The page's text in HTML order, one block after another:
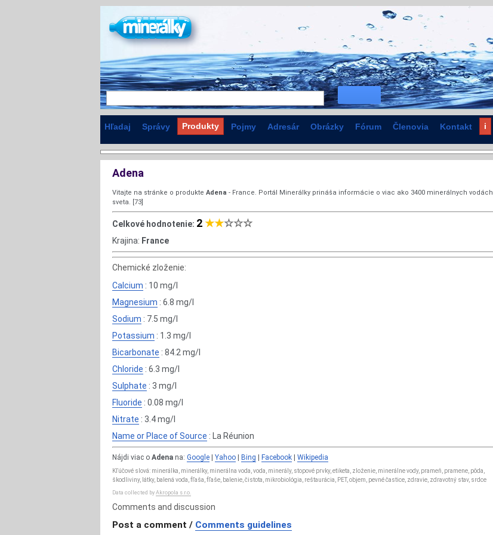
Hľadaj Správy Produkty Pojmy Adresár Obrázky Fórum Členovia Kontakt i
Adena
Vitajte na stránke o produkte Adena - France. Portál Minerálky prináša informácie o viac ako 3400 minerálnych vodách
sveta. [73]
Celkové hodnotenie: 2★★☆☆☆
Krajina: France
Chemické zloženie:
Calcium : 10 mg/l
Magnesium : 6.8 mg/l
Sodium : 7.5 mg/l
Potassium : 1.3 mg/l
Bicarbonate : 84.2 mg/l
Chloride : 6.3 mg/l
Sulphate : 3 mg/l
Fluoride : 0.08 mg/l
Nitrate : 3.4 mg/l
Name or Place of Source : La Réunion
Nájdi viac o Adena na: Google Yahoo Bing Facebook Wikipedia
Kľúčové slová: minerálka, minerálky, minerálna voda, voda, minerály, stopové prvky, etiketa, zloženie, minerálne vody, prameň, pramene, pôda,
škodliviny, látky, balená voda, fľaša, fľaše, balenie, čistota, mikrobiológia, reštaurácia, PET, objem, pevné častice, zdravie, zdravotný stav, srdce
Data collected by Akropola s.r.o.
Comments and discussion
Post a comment / Comments guidelines